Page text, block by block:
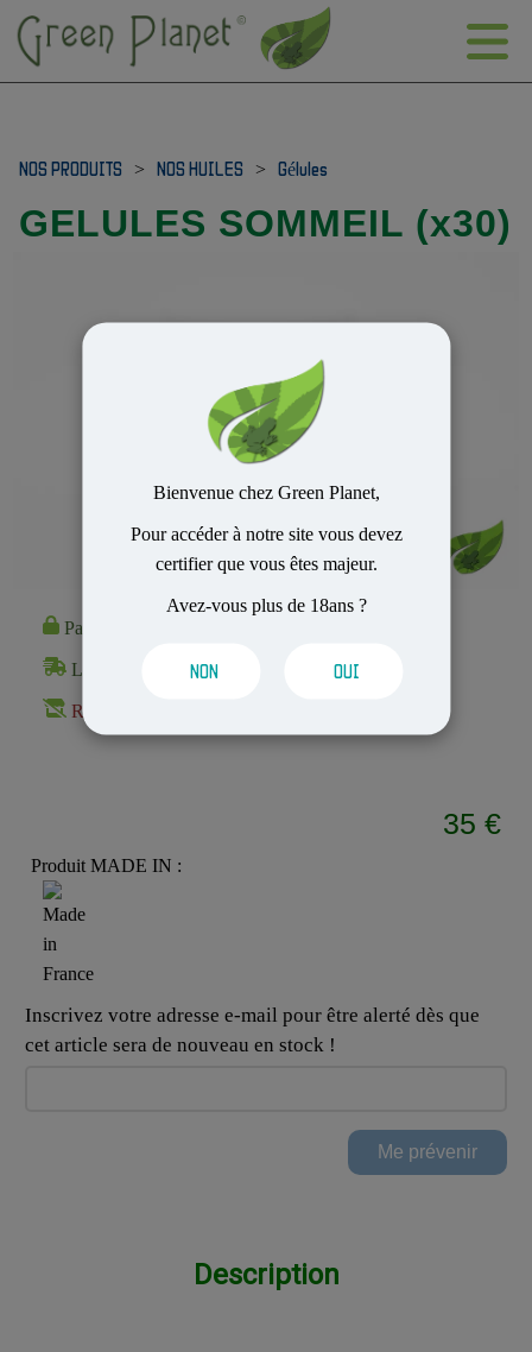
Bienvenue chez Green Planet,
Pour accéder à notre site vous devez
certifier que vous êtes majeur.
Avez-vous plus de 18ans ?
NON OUI
NOS PRODUITS > NOS HUILES > Gélules
GELULES SOMMEIL (x30)
Paiement 100% Sécurisé
Livraison Rapide et Discrète
Rupture de stock
35 €
Produit MADE IN :
Inscrivez votre adresse e-mail pour être alerté dès que
cet article sera de nouveau en stock !
Description